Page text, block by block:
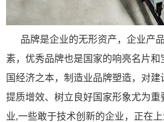
品牌是企业的无形资产，企业产
素，优秀品牌也是国家的响亮名片
国经济之本，制造业品牌塑造，对
提质增效、树立良好国家形象尤为
业,一些敢于技术创新的企业，正在